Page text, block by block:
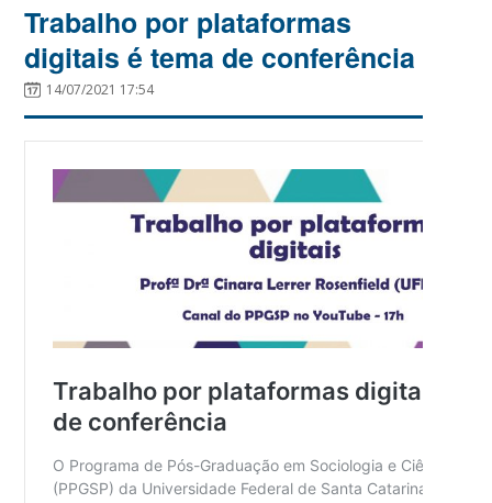
Trabalho por plataformas
digitais é tema de conferência
14/07/2021 17:54